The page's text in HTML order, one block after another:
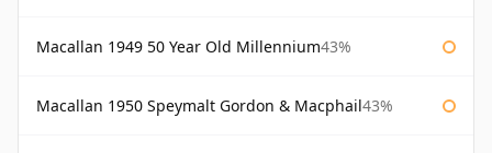
Macallan 1949 50 Year Old Millennium43%
Macallan 1950 Speymalt Gordon & Macphail43%